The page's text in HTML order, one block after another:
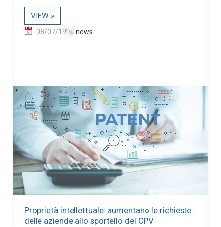
VIEW »
08/07/19 news
Proprietà intellettuale: aumentano le richieste
delle aziende allo sportello del CPV